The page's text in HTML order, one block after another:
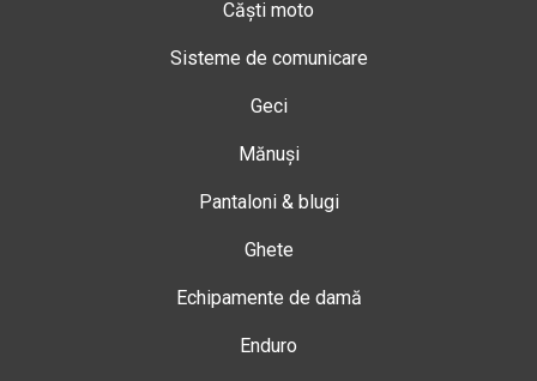
Căști moto
Sisteme de comunicare
Geci
Mănuși
Pantaloni & blugi
Ghete
Echipamente de damă
Enduro